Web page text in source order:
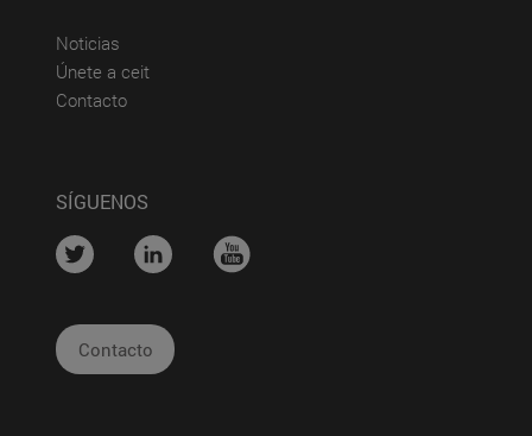
Noticias
Únete a ceit(abre en nueva ventana)
Contacto(abre en nueva ventana)
SÍGUENOS
.... .... ....
Contacto